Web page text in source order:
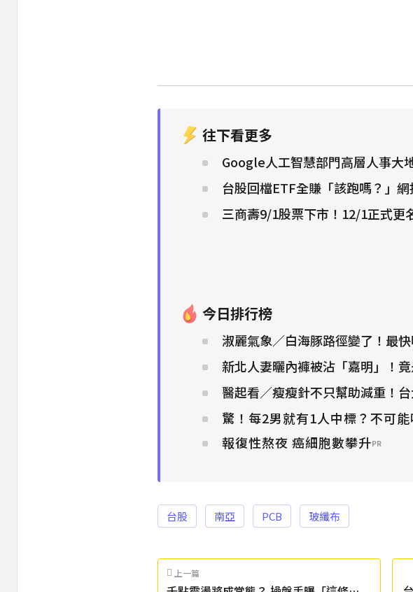
往下看更多
Google人工智慧部門高層人事大
台股回檔ETF全賺「該跑嗎？」
三商壽9/1股票下市！12/1正式更
今日排行榜
淑麗氣象／白海豚路徑變了！最
新北人妻曬內褲被沾「嘉明」！竟是
醫起看／瘦瘦針不只幫助減重！
驚！每2男就有1人中標？不可能
報復性熬夜 癌細胞數攀升PR
台股 南亞 PCB 玻纖布
上一篇